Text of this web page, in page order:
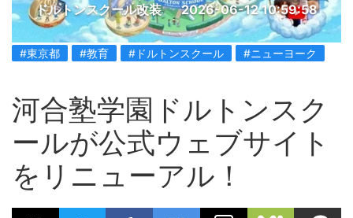
ドルトンスクール改装 2026-06-12 10:59:58
#東京都 #教育 #ドルトンスクール #ニューヨーク
河合塾学園ドルトンスク
ールが公式ウェブサイト
をリニューアル！